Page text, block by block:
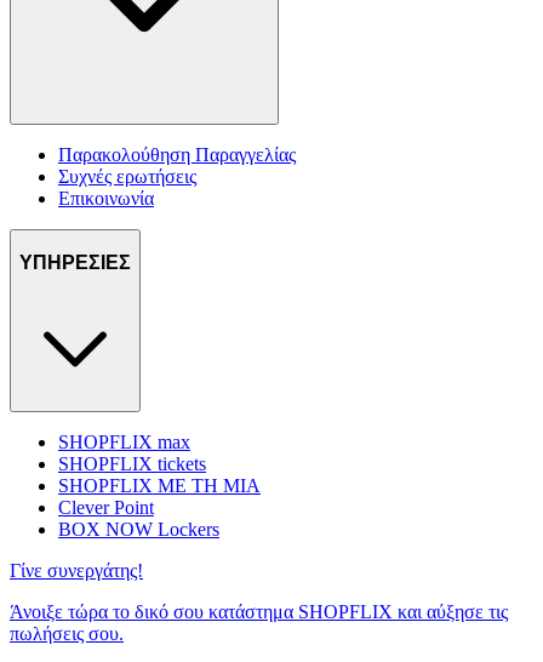
Παρακολούθηση Παραγγελίας
Συχνές ερωτήσεις
Επικοινωνία
ΥΠΗΡΕΣΙΕΣ
SHOPFLIX max
SHOPFLIX tickets
SHOPFLIX ΜΕ ΤΗ ΜΙΑ
Clever Point
BOX NOW Lockers
Γίνε συνεργάτης!
Άνοιξε τώρα το δικό σου κατάστημα SHOPFLIX και αύξησε τις
πωλήσεις σου.